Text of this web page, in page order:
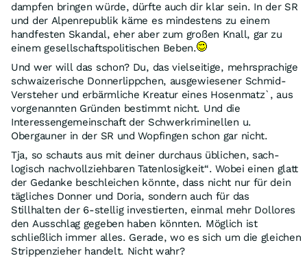
dampfen bringen würde, dürfte auch dir klar sein. In der SR
und der Alpenrepublik käme es mindestens zu einem
handfesten Skandal, eher aber zum großen Knall, gar zu
einem gesellschaftspolitischen Beben.
Und wer will das schon? Du, das vielseitige, mehrsprachige
schwaizerische Donnerlippchen, ausgewiesener Schmid-
Versteher und erbärmliche Kreatur eines Hosenmatz`, aus
vorgenannten Gründen bestimmt nicht. Und die
Interessengemeinschaft der Schwerkriminellen u.
Obergauner in der SR und Wopfingen schon gar nicht.
Tja, so schauts aus mit deiner durchaus üblichen, sach-
logisch nachvollziehbaren Tatenlosigkeit“. Wobei einen glatt
der Gedanke beschleichen könnte, dass nicht nur für dein
tägliches Donner und Doria, sondern auch für das
Stillhalten der 6-stellig investierten, einmal mehr Dollores
den Ausschlag gegeben haben könnten. Möglich ist
schließlich immer alles. Gerade, wo es sich um die gleichen
Strippenzieher handelt. Nicht wahr?